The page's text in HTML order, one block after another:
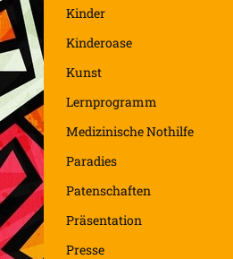
Kinder
Kinderoase
Kunst
Lernprogramm
Medizinische Nothilfe
Paradies
Patenschaften
Präsentation
Presse